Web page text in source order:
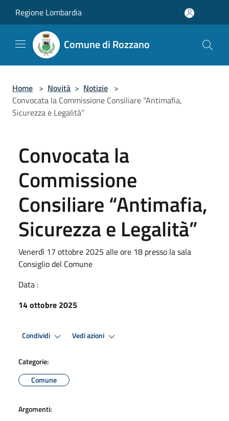
Regione Lombardia
Comune di Rozzano
Home > Novità > Notizie >
Convocata la Commissione Consiliare “Antimafia,
Sicurezza e Legalità”
Convocata la
Commissione
Consiliare “Antimafia,
Sicurezza e Legalità”
Venerdì 17 ottobre 2025 alle ore 18 presso la sala
Consiglio del Comune
Data :
14 ottobre 2025
Condividi Vedi azioni
Categorie:
Comune
Argomenti: